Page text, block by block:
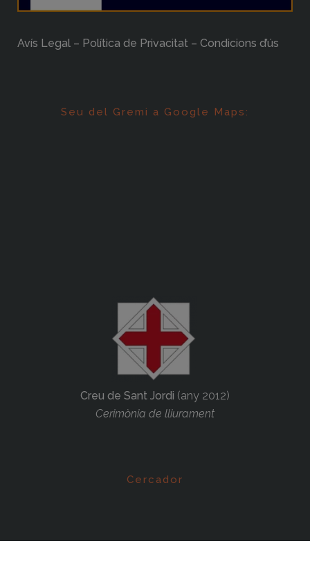
Avís Legal – Política de Privacitat – Condicions d’ús
Seu del Gremi a Google Maps:
Creu de Sant Jordi (any 2012)
Cerimònia de lliurament
Cercador